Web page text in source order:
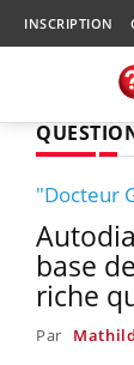
INSCRIPTION
"Docteur
base
riche
Par